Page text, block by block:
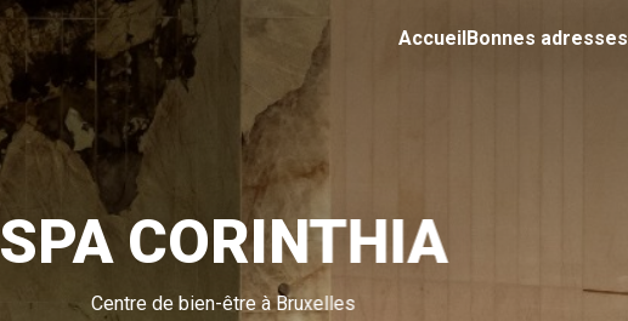
AccueilBonnes adresses
SPA CORINTHIA
Centre de bien-être à Bruxelles